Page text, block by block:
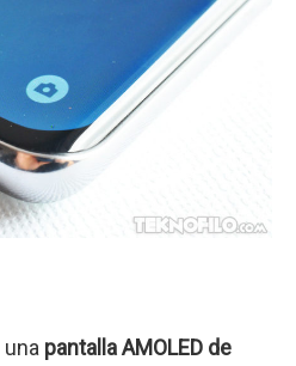
una pantalla AMOLED de